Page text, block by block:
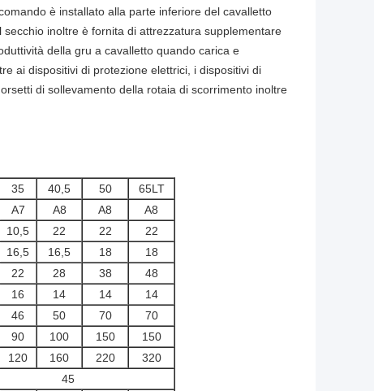
è installato alla parte inferiore del cavalletto
inoltre è fornita di attrezzatura supplementare
della gru a cavalletto quando carica e
ai dispositivi di protezione elettrici, i dispositivi di
di sollevamento della rotaia di scorrimento inoltre
35 40,5 50
65LT
A7 A8 A8
A8
10,5 22 22
22
16,5 16,5 18
18
22 28 38
48
16 14 14
14
46 50 70
70
90 100 150
150
120 160 220
320
45